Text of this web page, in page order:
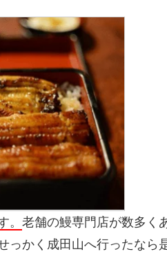
。 老舗の鰻専門店が数多く
っかく成田山へ行ったなら